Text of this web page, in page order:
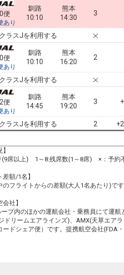
便
あり
釧路
10:10
熊本
14:30
3
クラスJを利用する
便
あり
釧路
10:10
熊本
16:20
2
クラスJを利用する
便
あり
釧路
14:45
熊本
19:20
3
クラスJを利用する 2
便
あり
3
(9席以上) 1～8:残席数(1～8席) ×：予約
差額/1名】
のフライトからの差額(大人1名あたり)です
会社】
ープ内のほかの運航会社・乗務員にて運航
ドリームエアラインズ)、AMX(天草エア
ードシェア便）です。提携航空会社(FDA